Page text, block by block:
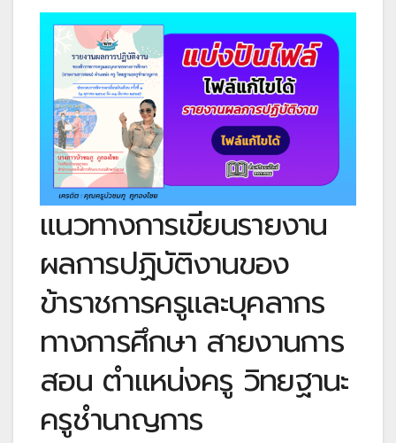
แนวทางการเขียนรายงาน
ผลการปฏิบัติงานของ
ข้าราชการครูและบุคลากร
ทางการศึกษา สายงานการ
สอน ตำแหน่งครู วิทยฐานะ
ครูชำนาญการ